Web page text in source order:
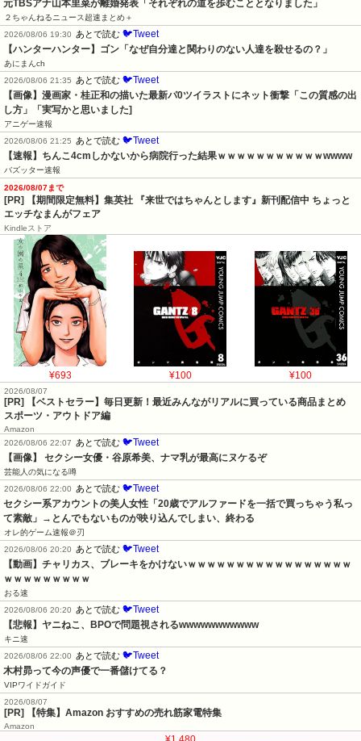
元TBSアナ山本里菜が離婚発表「それぞれの道を歩むこととなりました」
２ちゃんねるニュース超速まとめ＋
2026/08/06 19:30
あとで読む 🐦Tweet
【ハンターハンター】ゴン「なぜ自分達と関わりのない人達を殺せるの？」
あにまんch
2026/08/06 21:35
あとで読む 🐦Tweet
【画像】漫画家・桂正和の描いた最新パ0ツイラストにネット衝撃「この質感の出
し方」「実写かと思いました]
アニゲー速報
2026/08/06 21:25
あとで読む 🐦Tweet
【速報】ちんこ4cmしかないから病院行った結果ｗｗｗｗｗｗｗｗｗｗｗwwww
バズッター速報
2026/08/07まで
[PR] 【期間限定無料】集英社 『来世ではちゃんとします』新刊配信中 ちょっと
エッチなまんがフェア
Kindleストア
¥693 ¥100 ¥100
2026/08/07
[PR] 【ベストセラー】毎日更新！最近みんながリアルに買っている商品まとめ
スポーツ・アウトドア編
Amazon
2026/08/06 22:07 あとで読む 🐦Tweet
【画像】 セクシー女優・谷原希美、ナマ乳が最高にヌケるぞ
芸能人の気になる噂
2026/08/06 22:00 あとで読む 🐦Tweet
セクシー系アカウントの美人女性「20歳でアルファードを一括で買っちゃう私っ
て素敵」→とんでもないものが映り込んでしまい、終わる
オレ的ゲーム速報＠刃
2026/08/06 20:20 あとで読む 🐦Tweet
【動画】チャリカス、ブレーキをかけないｗｗｗｗｗｗｗｗｗｗｗｗｗｗｗｗｗ
ｗｗｗｗｗｗｗｗｗ
おる速
2026/08/06 20:20 あとで読む 🐦Tweet
【悲報】ヤニねこ、BPOで問題視されるwwwwwwwwwww
キニ速
2026/08/06 22:00 あとで読む 🐦Tweet
木村昴って今の声優で一番儲けてる？
VIPワイドガイド
2026/08/07
[PR] 【特集】Amazon おすすめの売れ筋家電特集
Amazon